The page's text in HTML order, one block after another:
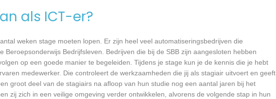
als ICT-er?
weken stage moeten lopen. Er zijn heel veel automatiseringsbedrijven die
Bedrijfsleven. Bedrijven die bij de SBB zijn aangesloten hebben
op een goede manier te begeleiden. Tijdens je stage kun je de kennis die je hebt
medewerker. Die controleert de werkzaamheden die jij als stagiair uitvoert en geeft
groot deel van de stagiairs na afloop van hun studie nog een aantal jaren bij het
zij zich in een veilige omgeving verder ontwikkelen, alvorens de volgende stap in hun